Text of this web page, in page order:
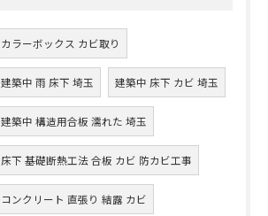
カラーボックス カビ取り
建築中 雨 床下 埼玉 建築中 床下 カビ 埼玉
建築中 構造用合板 濡れた 埼玉
床下 基礎断熱工法 合板 カビ 防カビ工事
コンクリート 直張り 結露 カビ